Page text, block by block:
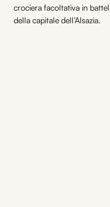
crociera facoltativa in
della capitale dell’Alsazia.